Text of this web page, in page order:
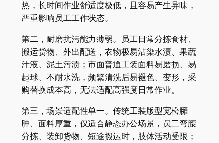
热，长时间作业舒适度极低，且容易产生异味，
严重影响员工工作状态。
第二，耐磨抗污能力薄弱。员工日常分拣食材、
搬运货物、外出配送，衣物极易沾染水渍、果蔬
汁液、泥土污渍；市面普通工装面料易磨损、易
起球、不耐水洗，频繁清洗后易褪色、变形，采
购替换成本高，无法适配高强度日常作业。
第三，场景适配性单一。传统工装版型宽松臃
肿、面料厚重，仅适合静态办公场景，员工弯腰
分拣、装卸货物、短途搬运时，肢体活动受限；